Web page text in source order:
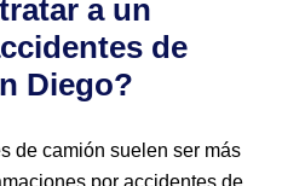
a un
de
Diego?
de camión suelen ser más
por accidentes de